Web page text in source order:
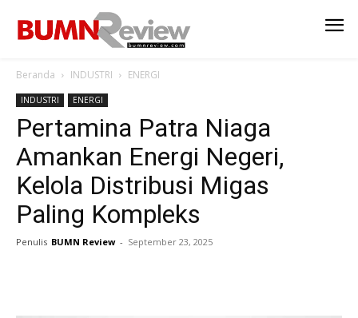
Beranda INDUSTRI ENERGI
INDUSTRI ENERGI
Pertamina Patra Niaga
Amankan Energi Negeri,
Kelola Distribusi Migas
Paling Kompleks
Penulis BUMN Review - September 23, 2025